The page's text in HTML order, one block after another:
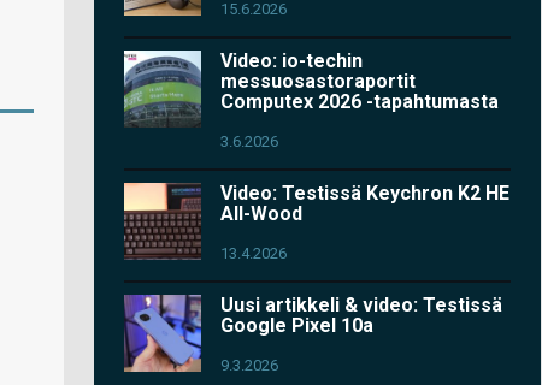
15.6.2026
Video: io-techin
messuosastoraportit
Computex 2026 -tapahtumasta
3.6.2026
Video: Testissä Keychron K2 HE
All-Wood
13.4.2026
Uusi artikkeli & video: Testissä
Google Pixel 10a
9.3.2026